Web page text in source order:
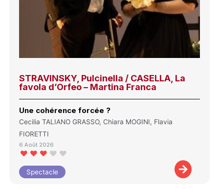
STRAVINSKY, Pulcinella / CASELLA, La
favola d’Orfeo – Martina Franca
Une cohérence forcée ?
Cecilia TALIANO GRASSO, Chiara MOGINI, Flavia
FIORETTI
6 Août 2026
Spectacle